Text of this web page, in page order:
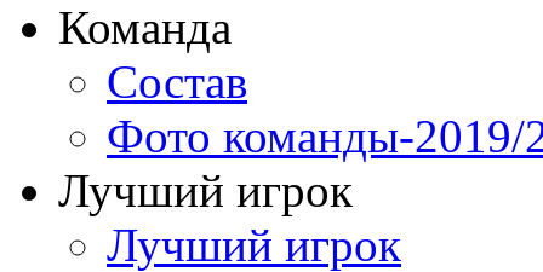
Команда
Состав
Фото команды-2019/
Лучший игрок
Лучший игрок